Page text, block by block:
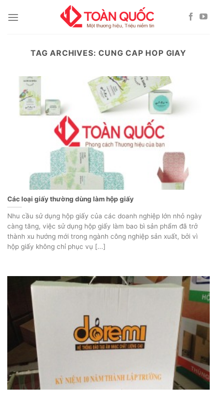
TAG ARCHIVES:CUNG CAP HOP GIAY
Các loại giấy thường dùng làm hộp giấy
Nhu cầu sử dụng hộp giấy của các doanh nghiệp lớn nhỏ ngày
càng tăng, việc sử dụng hộp giấy làm bao bì sản phẩm đã trở
thành xu hướng mới trong ngành công nghiệp sản xuất, bởi vì
hộp giấy không chỉ phục vụ [...]